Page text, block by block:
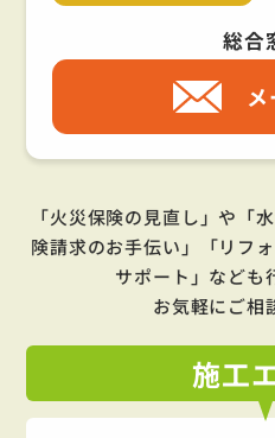
総合
「火災保険の見直し」や「
険請求のお手伝い」「リフ
サポート」 なども
お気軽にご相
施工